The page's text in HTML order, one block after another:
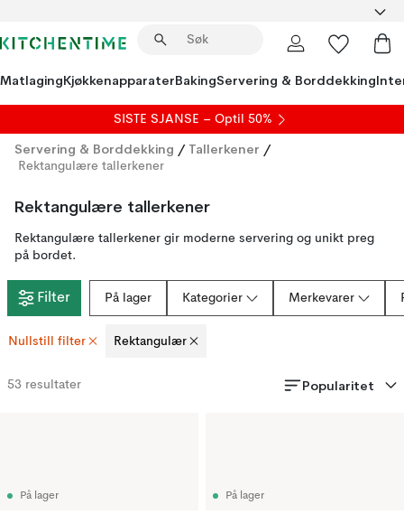
MatlagingKjøkkenapparaterBakingServering & Borddekking
SISTE SJANSE – Optil 50%
Servering & Borddekking / Tallerkener /
Rektangulære tallerkener
Rektangulære tallerkener
Rektangulære tallerkener gir moderne servering og unikt preg
på bordet.
Filter På lager Kategorier Merkevarer
Nullstill filter Rektangulær
53 resultater Popularitet
På lager På lager